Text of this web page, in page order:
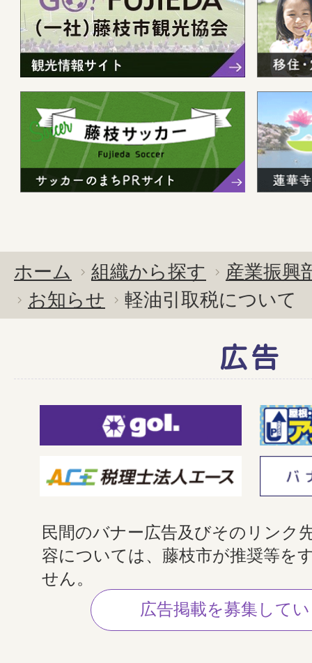
ホーム 組織から探す
産業振興
お知らせ
軽油引取税について
広告
民間のバナー広告及びそのリンク
容については、藤枝市が推奨等を
せん。
広告掲載を募集して